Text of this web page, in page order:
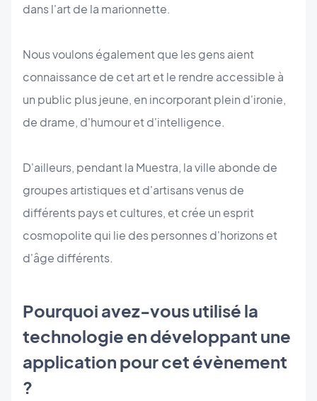
dans l'art de la marionnette.
Nous voulons également que les gens aient
connaissance de cet art et le rendre accessible à
un public plus jeune, en incorporant plein d'ironie,
de drame, d'humour et d'intelligence.
D'ailleurs, pendant la Muestra, la ville abonde de
groupes artistiques et d'artisans venus de
différents pays et cultures, et crée un esprit
cosmopolite qui lie des personnes d'horizons et
d'âge différents.
Pourquoi avez-vous utilisé la
technologie en développant une
application pour cet évènement
?